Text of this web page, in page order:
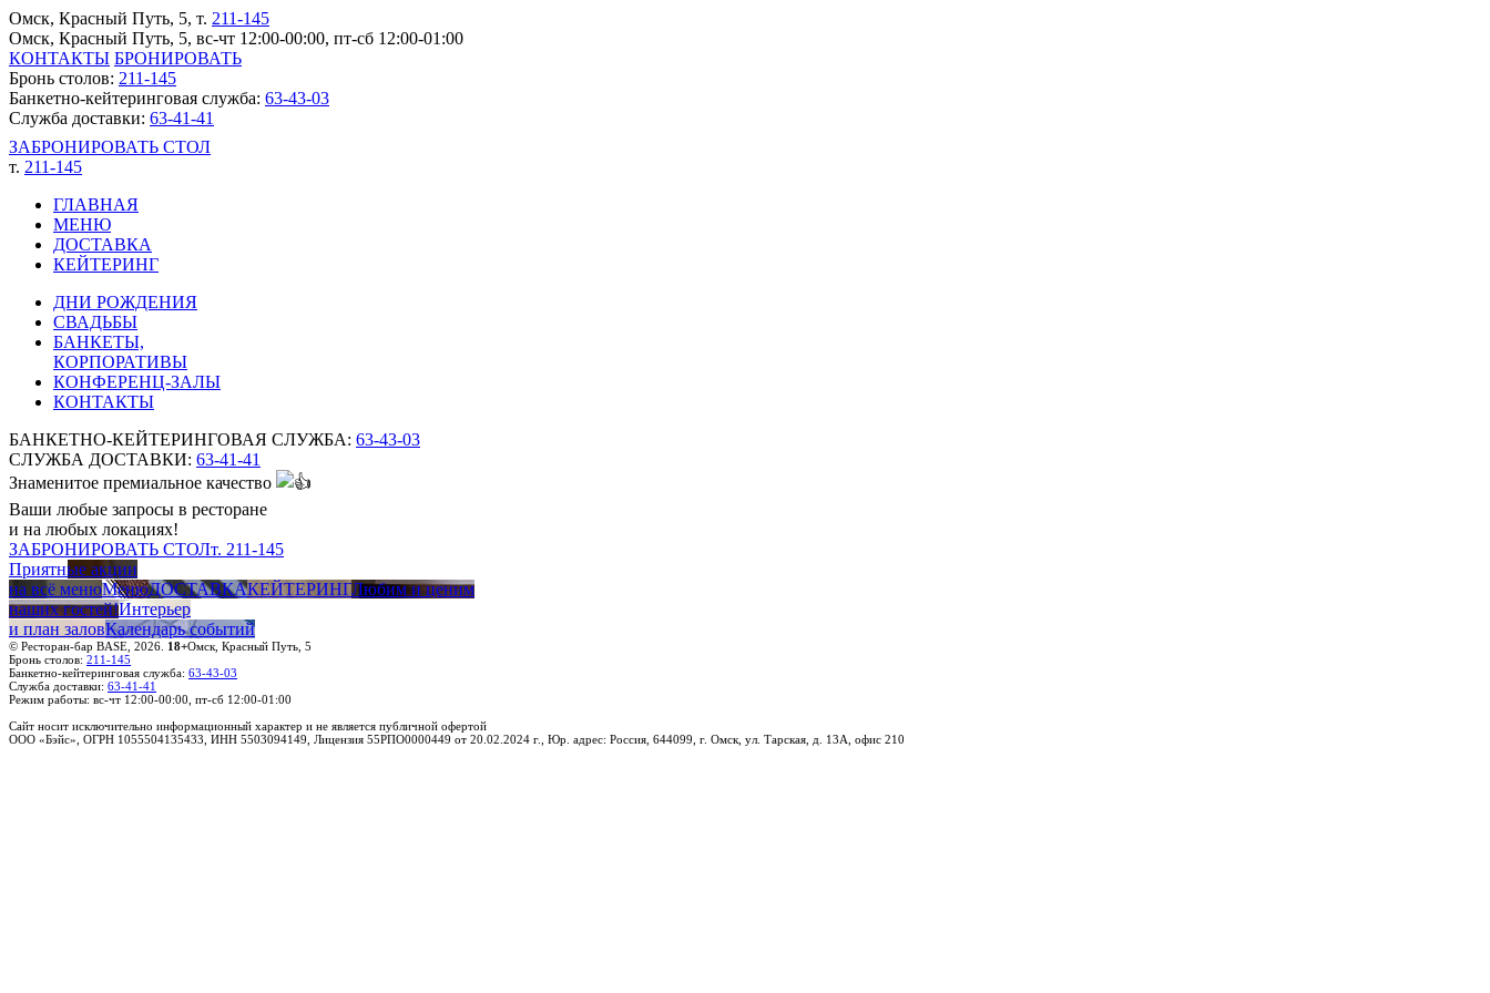
Омск, Красный Путь, 5, т. 211-145
Омск, Красный Путь, 5, вс-чт 12:00-00:00, пт-сб 12:00-01:00
КОНТАКТЫ БРОНИРОВАТЬ
Бронь столов: 211-145
Банкетно-кейтеринговая служба: 63-43-03
Служба доставки: 63-41-41
ЗАБРОНИРОВАТЬ СТОЛ
т. 211-145
ГЛАВНАЯ
МЕНЮ
ДОСТАВКА
КЕЙТЕРИНГ
ДНИ РОЖДЕНИЯ
СВАДЬБЫ
БАНКЕТЫ,
КОРПОРАТИВЫ
КОНФЕРЕНЦ-ЗАЛЫ
КОНТАКТЫ
БАНКЕТНО-КЕЙТЕРИНГОВАЯ СЛУЖБА: 63-43-03
СЛУЖБА ДОСТАВКИ: 63-41-41
Знаменитое премиальное качество
Ваши любые запросы в ресторане
и на любых локациях!
ЗАБРОНИРОВАТЬ СТОЛт. 211-145
Приятные акции
на всё менюМенюДОСТАВКАКЕЙТЕРИНГЛюбим и ценим
наших гостей!Интерьер
и план заловКалендарь событий
© Ресторан-бар BASE, 2026. 18+Омск, Красный Путь, 5
Бронь столов: 211-145
Банкетно-кейтеринговая служба: 63-43-03
Служба доставки: 63-41-41
Режим работы: вс-чт 12:00-00:00, пт-сб 12:00-01:00
Сайт носит исключительно информационный характер и не является публичной офертой
ООО «Бэйс», ОГРН 1055504135433, ИНН 5503094149, Лицензия 55РПО0000449 от 20.02.2024 г., Юр. адрес: Россия, 644099, г. Омск, ул. Тарская, д. 13А, офис 210